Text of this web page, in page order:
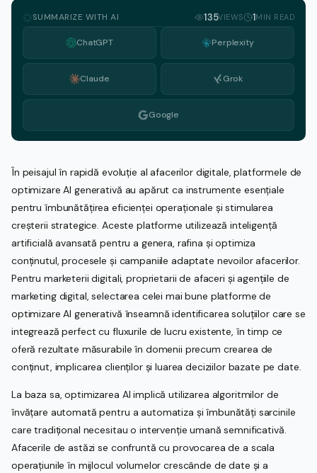
SUMMARIZE WITH AI 135VIEWS 1MIN READ
ChatGPT Perplexity
Claude Grok
Google
În peisajul în rapidă evoluție al afacerilor digitale, platformele de
optimizare AI generativă au apărut ca instrumente esențiale
pentru îmbunătățirea eficienței operaționale și stimularea
creșterii strategice. Aceste platforme utilizează inteligență
artificială avansată pentru a genera, rafina și optimiza
conținutul, procesele și campaniile adaptate nevoilor afacerilor.
Pentru marketerii digitali, proprietarii de afaceri și agențiile de
marketing digital, selectarea celei mai bune platforme de
optimizare AI generativă înseamnă identificarea soluțiilor care se
integrează perfect cu fluxurile de lucru existente, în timp ce
oferă rezultate măsurabile în domenii precum crearea de
conținut, implicarea clienților și luarea deciziilor bazate pe date.
La baza sa, optimizarea AI implică utilizarea algoritmilor de
învățare automată pentru a automatiza și îmbunătăți sarcinile
care tradițional necesitau o intervenție umană semnificativă.
Afacerile de astăzi se confruntă cu provocarea de a scala
operațiunile în mijlocul volumelor crescânde de date și a